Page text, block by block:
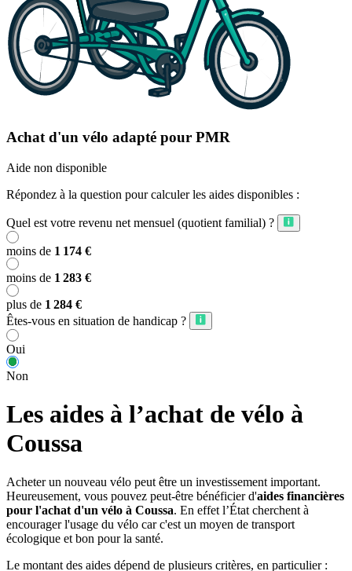
Achat d'un vélo adapté pour PMR
Aide non disponible
Répondez à la question pour calculer les aides disponibles :
Quel est votre revenu net mensuel (quotient familial) ?
moins de 1 174 €
moins de 1 283 €
plus de 1 284 €
Êtes-vous en situation de handicap ?
Oui
Non
Les aides à l’achat de vélo à
Coussa
Acheter un nouveau vélo peut être un investissement important.
Heureusement, vous pouvez peut-être bénéficier d'aides financières
pour l'achat d'un vélo à Coussa. En effet l’État cherchent à
encourager l'usage du vélo car c'est un moyen de transport
écologique et bon pour la santé.
Le montant des aides dépend de plusieurs critères, en particulier :